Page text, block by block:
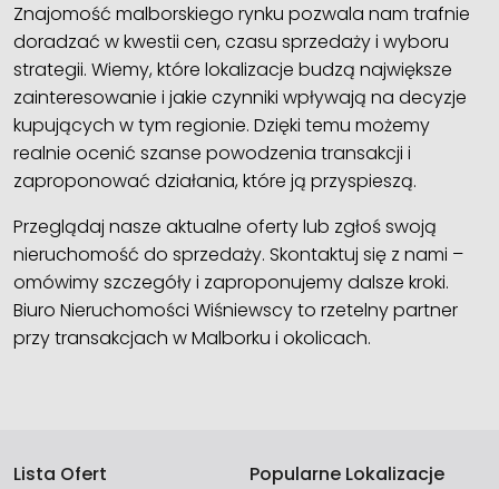
Znajomość malborskiego rynku pozwala nam trafnie
doradzać w kwestii cen, czasu sprzedaży i wyboru
strategii. Wiemy, które lokalizacje budzą największe
zainteresowanie i jakie czynniki wpływają na decyzje
kupujących w tym regionie. Dzięki temu możemy
realnie ocenić szanse powodzenia transakcji i
zaproponować działania, które ją przyspieszą.
Przeglądaj nasze aktualne oferty lub zgłoś swoją
nieruchomość do sprzedaży. Skontaktuj się z nami –
omówimy szczegóły i zaproponujemy dalsze kroki.
Biuro Nieruchomości Wiśniewscy to rzetelny partner
przy transakcjach w Malborku i okolicach.
Lista Ofert
Popularne Lokalizacje